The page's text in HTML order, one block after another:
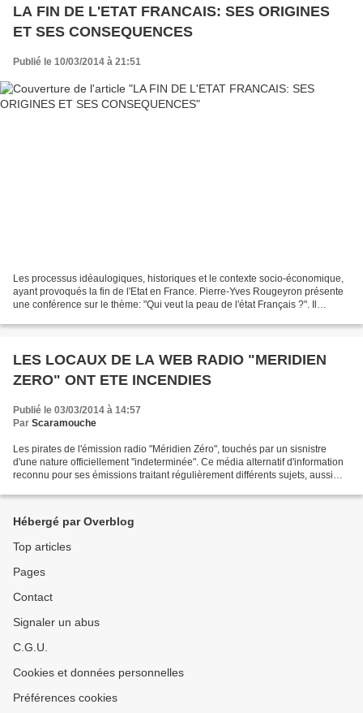
LA FIN DE L'ETAT FRANCAIS: SES ORIGINES
ET SES CONSEQUENCES
Publié le 10/03/2014 à 21:51
Les processus idéaulogiques, historiques et le contexte socio-économique,
ayant provoqués la fin de l'Etat en France. Pierre-Yves Rougeyron présente
une conférence sur le thème: "Qui veut la peau de l'état Français ?". Il
LES LOCAUX DE LA WEB RADIO "MERIDIEN
ZERO" ONT ETE INCENDIES
Publié le 03/03/2014 à 14:57
Par Scaramouche
Les pirates de l'émission radio "Méridien Zéro", touchés par un sisnistre
d'une nature officiellement "indeterminée". Ce média alternatif d'information
reconnu pour ses émissions traitant régulièrement différents sujets, aussi
Hébergé par Overblog
Top articles
Pages
Contact
Signaler un abus
C.G.U.
Cookies et données personnelles
Préférences cookies